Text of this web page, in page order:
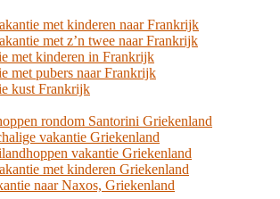
met kinderen naar Frankrijk
met z’n twee naar Frankrijk
met kinderen in Frankrijk
met pubers naar Frankrijk
kust Frankrijk
rondom Santorini Griekenland
vakantie Griekenland
vakantie Griekenland
met kinderen Griekenland
naar Naxos, Griekenland